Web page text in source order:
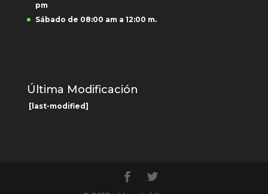
pm
Sábado de 08:00 am a 12:00 m.
Última Modificación
[last-modified]